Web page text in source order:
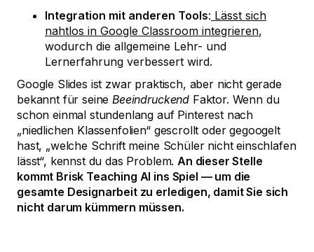
Integration mit anderen Tools: Lässt sich
nahtlos in Google Classroom integrieren,
wodurch die allgemeine Lehr- und
Lernerfahrung verbessert wird.
Google Slides ist zwar praktisch, aber nicht gerade
bekannt für seineBeeindruckend Faktor. Wenn du
schon einmal stundenlang auf Pinterest nach
„niedlichen Klassenfolien“ gescrollt oder gegoogelt
hast, „welche Schrift meine Schüler nicht einschlafen
lässt“, kennst du das Problem.An dieser Stelle
kommt Brisk Teaching AI ins Spiel — um die
gesamte Designarbeit zu erledigen, damit Sie sich
nicht darum kümmern müssen.